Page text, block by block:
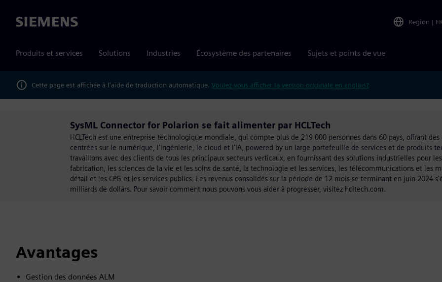
Siemens Region | FR
Produits et services Solutions Industries Écosystème des partenaires Sujets et points de vue
Cette page est affichée à l'aide de traduction automatique. Voulez-vous afficher la version originale en anglais?
SysML Connector for Polarion se fait alimenter par HCLTech
HCLTech est une entreprise technologique mondiale, qui compte plus de 219 000 personnes dans 60 pays, offrant
centrées sur le numérique, l'ingénierie, le cloud et l'IA, powered by un large portefeuille de services et de produits
travaillons avec des clients de tous les principaux secteurs verticaux, en fournissant des solutions industrielles pour
fabrication, les sciences de la vie et les soins de santé, la technologie et les services, les télécommunications et les
détail et les CPG et les services publics. Les revenus consolidés sur la période de 12 mois se terminant en juin 2024
milliards de dollars. Pour savoir comment nous pouvons vous aider à progresser, visitez hcltech.com.
Avantages
Gestion des données ALM